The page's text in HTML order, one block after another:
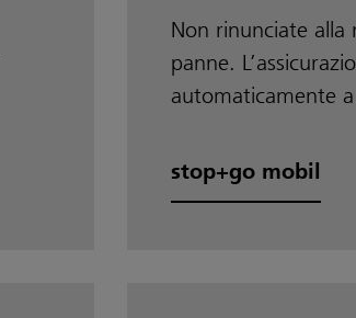
Non rinunciate alla
panne.
automaticamente
stop+go mobil